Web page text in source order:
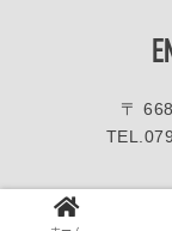
〒
TEL.
ホームページ内の画像や
© 2016-